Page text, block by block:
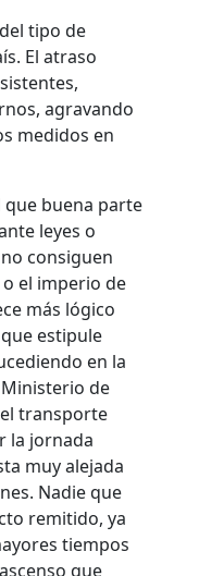
tipo de
El atraso
agravando
medidos en
que buena parte
leyes o
consiguen
el imperio de
más lógico
estipule
en la
de
transporte
la jornada
muy alejada
Nadie que
remitido, ya
tiempos
que